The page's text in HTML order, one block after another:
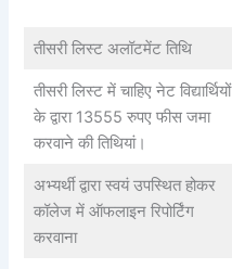
तीसरी लिस्ट अलॉटमेंट तिथि
तीसरी लिस्ट में चाहिए नेट विद्यार्थियों
के द्वारा 13555 रुपए फीस जमा
करवाने की तिथियां।
अभ्यर्थी द्वारा स्वयं उपस्थित होकर
कॉलेज में ऑफलाइन रिपोर्टिंग
करवाना